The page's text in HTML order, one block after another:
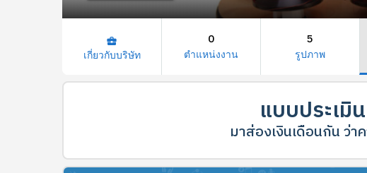
business_center
เกี่ยวกับบริษัท
0
ตำแหน่งงาน
5
รูปภาพ
แบบประเมิ
มาส่องเงินเดือนกัน ว่า